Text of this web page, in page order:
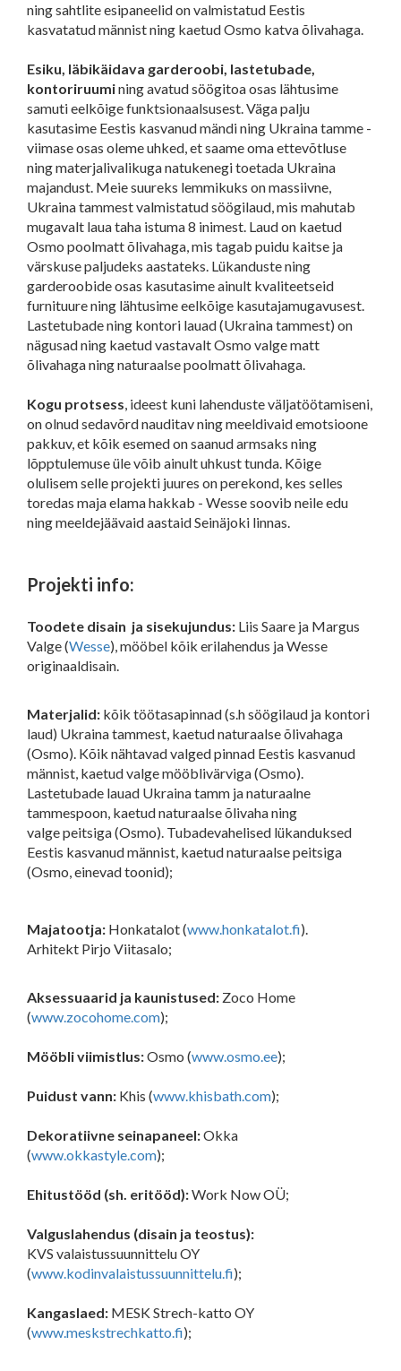
ning sahtlite esipaneelid on valmistatud Eestis
kasvatatud männist ning kaetud Osmo katva õlivahaga.
Esiku, läbikäidava garderoobi, lastetubade,
kontoriruumining avatud söögitoa osas lähtusime
samuti eelkõige funktsionaalsusest. Väga palju
kasutasime Eestis kasvanud mändi ning Ukraina tamme -
viimase osas oleme uhked, et saame oma ettevõtluse
ning materjalivalikuga natukenegi toetada Ukraina
majandust. Meie suureks lemmikuks on massiivne,
Ukraina tammest valmistatud söögilaud, mis mahutab
mugavalt laua taha istuma 8 inimest. Laud on kaetud
Osmo poolmatt õlivahaga, mis tagab puidu kaitse ja
värskuse paljudeks aastateks. Lükanduste ning
garderoobide osas kasutasime ainult kvaliteetseid
furnituure ning lähtusime eelkõige kasutajamugavusest.
Lastetubade ning kontori lauad (Ukraina tammest) on
nägusad ning kaetud vastavalt Osmo valge matt
õlivahaga ning naturaalse poolmatt õlivahaga.
Kogu protsess, ideest kuni lahenduste väljatöötamiseni,
on olnud sedavõrd nauditav ning meeldivaid emotsioone
pakkuv, et kõik esemed on saanud armsaks ning
lõpptulemuse üle võib ainult uhkust tunda. Kõige
olulisem selle projekti juures on perekond, kes selles
toredas maja elama hakkab - Wesse soovib neile edu
ning meeldejäävaid aastaid Seinäjoki linnas.
Projekti info:
Toodete disain ja sisekujundus: Liis Saare ja Margus
Valge (Wesse), mööbel kõik erilahendus ja Wesse
originaaldisain.
Materjalid: kõik töötasapinnad (s.h söögilaud ja kontori
laud) Ukraina tammest, kaetud naturaalse õlivahaga
(Osmo). Kõik nähtavad valged pinnad Eestis kasvanud
männist, kaetud valge mööblivärviga (Osmo).
Lastetubade lauad Ukraina tamm ja naturaalne
tammespoon, kaetud naturaalse õlivaha ning
valge peitsiga (Osmo). Tubadevahelised lükanduksed
Eestis kasvanud männist, kaetud naturaalse peitsiga
(Osmo, einevad toonid);
Majatootja: Honkatalot (www.honkatalot.fi).
Arhitekt Pirjo Viitasalo;
Aksessuaarid ja kaunistused: Zoco Home
(www.zocohome.com);
Mööbli viimistlus:Osmo (www.osmo.ee);
Puidust vann: Khis (www.khisbath.com);
Dekoratiivne seinapaneel:Okka
(www.okkastyle.com);
Ehitustööd (sh. eritööd):Work Now OÜ;
Valguslahendus (disain ja teostus):
KVS valaistussuunnittelu OY
(www.kodinvalaistussuunnittelu.fi);
Kangaslaed: MESK Strech-katto OY
(www.meskstrechkatto.fi);